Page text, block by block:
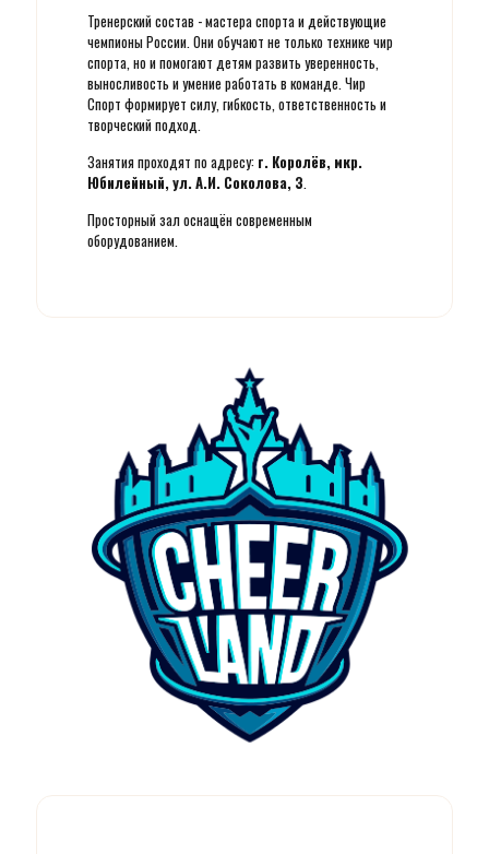
Тренерский состав - мастера спорта и действующие
чемпионы России. Они обучают не только технике чир
спорта, но и помогают детям развить уверенность,
выносливость и умение работать в команде. Чир
Спорт формирует силу, гибкость, ответственность и
творческий подход.
Занятия проходят по адресу:г. Королёв, мкр.
Юбилейный, ул. А.И. Соколова, 3.
Просторный зал оснащён современным
оборудованием.